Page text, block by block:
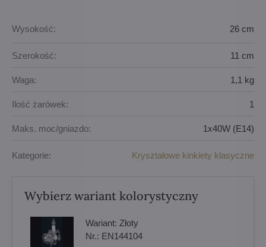
Wysokość: 26 cm
Szerokość: 11 cm
Waga: 1,1 kg
Ilość żarówek: 1
Maks. moc/gniazdo: 1x40W (E14)
Kategorie: Kryształowe kinkiety klasyczne
Wybierz wariant kolorystyczny
Wariant: Złoty
Nr.: EN144104